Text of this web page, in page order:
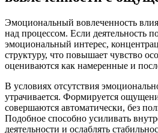
Эмоциональный вовлеченность
над процессом. Если деятельность
эмоциональный интерес,
структуру, что повышает чувство
оцениваются как намеренные и
В условиях отсутствия
утрачивается. Формируется
совершаются автоматически, без
Подобное способно усиливать
деятельности и ослаблять